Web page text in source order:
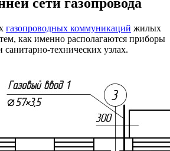
газопроводных коммуникаций жилых
как именно располагаются приборы
технических узлах.